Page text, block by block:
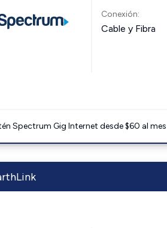
Conexión:
Cable y Fibra
Spectrum Gig Internet desde $60 al